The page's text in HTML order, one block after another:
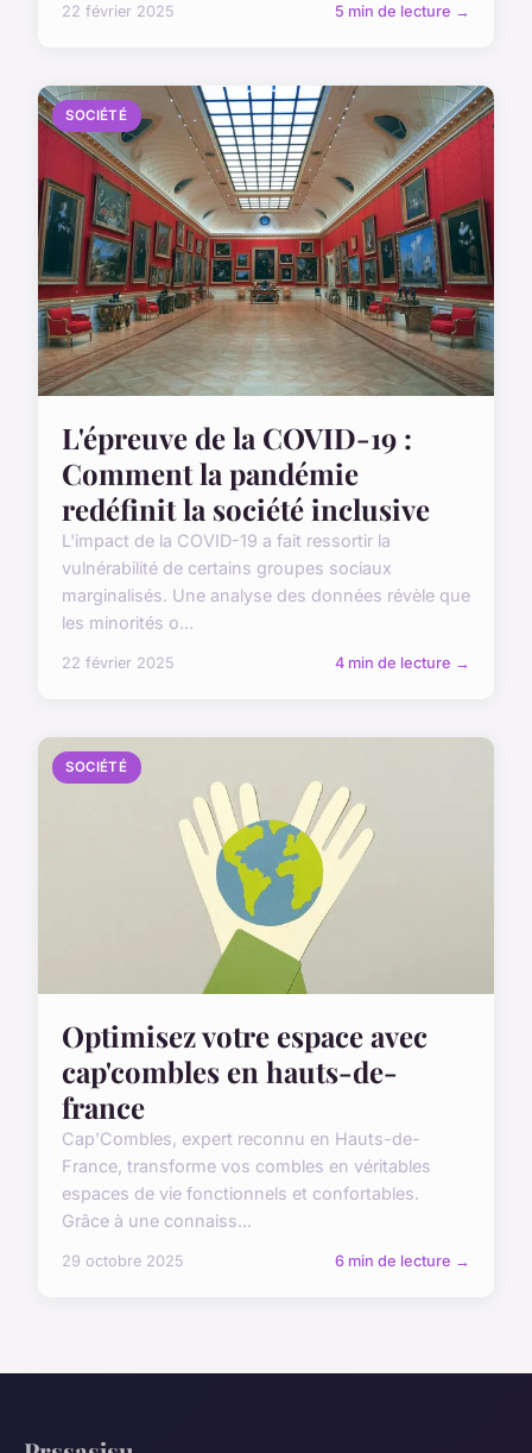
22 février 2025 5 min de lecture →
SOCIÉTÉ
L'épreuve de la COVID-19 :
Comment la pandémie
redéfinit la société inclusive
L'impact de la COVID-19 a fait ressortir la
vulnérabilité de certains groupes sociaux
marginalisés. Une analyse des données révèle que
les minorités o...
22 février 2025 4 min de lecture →
SOCIÉTÉ
Optimisez votre espace avec
cap'combles en hauts-de-
france
Cap'Combles, expert reconnu en Hauts-de-
France, transforme vos combles en véritables
espaces de vie fonctionnels et confortables.
Grâce à une connaiss...
29 octobre 2025 6 min de lecture →